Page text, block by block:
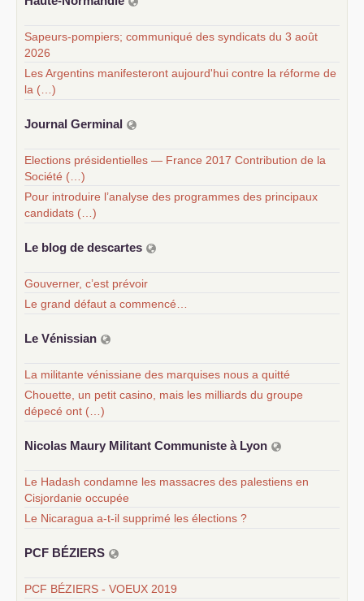
Sapeurs-pompiers; communiqué des syndicats du 3 août
2026
Les Argentins manifesteront aujourd'hui contre la réforme de
la (…)
Journal Germinal
Elections présidentielles — France 2017 Contribution de la
Société (…)
Pour introduire l’analyse des programmes des principaux
candidats (…)
Le blog de descartes
Gouverner, c’est prévoir
Le grand défaut a commencé…
Le Vénissian
La militante vénissiane des marquises nous a quitté
Chouette, un petit casino, mais les milliards du groupe
dépecé ont (…)
Nicolas Maury Militant Communiste à Lyon
Le Hadash condamne les massacres des palestiens en
Cisjordanie occupée
Le Nicaragua a-t-il supprimé les élections ?
PCF BÉZIERS
PCF BÉZIERS - VOEUX 2019